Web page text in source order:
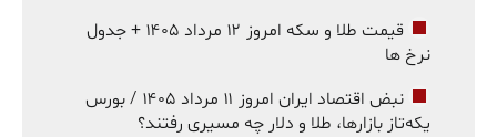
قیمت طلا و سکه امروز ۱۲ مرداد ۱۴۰۵ + جدول
نرخ ها
نبض اقتصاد ایران امروز ۱۱ مرداد ۱۴۰۵ / بورس
یکه‌تاز بازارها، طلا و دلار چه مسیری رفتند؟